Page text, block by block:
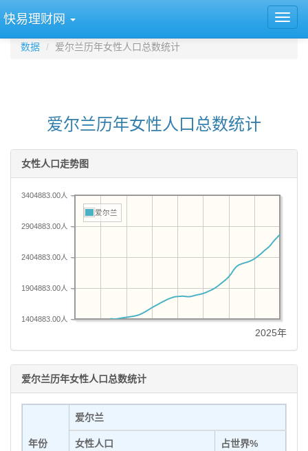
快易理财网
数据 爱尔兰历年女性人口总数统计
爱尔兰历年女性人口总数统计
女性人口走势图
1404883.00人
1904883.00人
2404883.00人
2904883.00人
3404883.00人
爱尔兰
2025年
爱尔兰历年女性人口总数统计
年份
爱尔兰
女性人口 占世界%